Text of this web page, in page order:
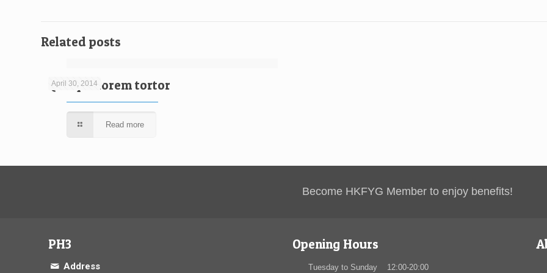
Related posts
April 30, 2014
Quisque lorem tortor
Read more
Become HKFYG Member to enjoy benefits!
PH3
Address
Opening Hours
Tuesday to Sunday 12:00-20:00